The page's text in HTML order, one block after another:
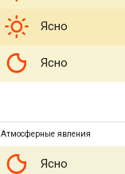
Ясно
Ясно
Атмосферные явления
Ясно